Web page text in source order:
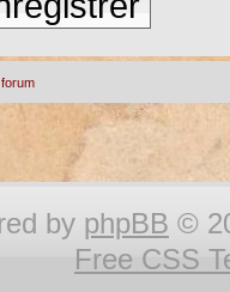
by phpBB ©
Free CSS